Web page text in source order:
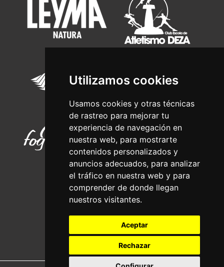
Utilizamos cookies
Usamos cookies y otras técnicas
de rastreo para mejorar tu
experiencia de navegación en
nuestra web, para mostrarte
contenidos personalizados y
anuncios adecuados, para analizar
el tráfico en nuestra web y para
comprender de donde llegan
nuestros visitantes.
Aceptar
Rechazar